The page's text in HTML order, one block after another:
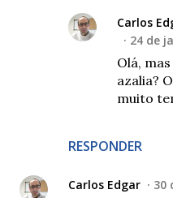
RESPONDER
Carlos
24 de
Olá,
azalia?
muito
Carlos Edgar 30